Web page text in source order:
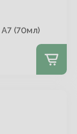
(70мл)